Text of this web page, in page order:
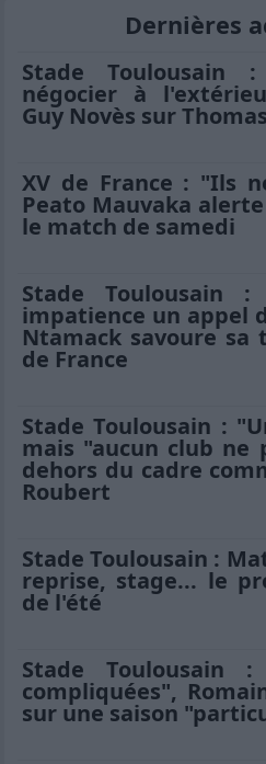
Dernières
Stade Toulousain
négocier à
Guy Novès sur
XV de France : "Ils
Peato Mauvaka
le match de samedi
Stade Toulousain :
impatience un appel
Ntamack savoure sa
de France
Stade Toulousain :
mais "aucun club ne
dehors du cadre
Roubert
Stade Toulousain :
reprise, stage... le
de l'été
Stade Toulousain
compliquées",
sur une saison